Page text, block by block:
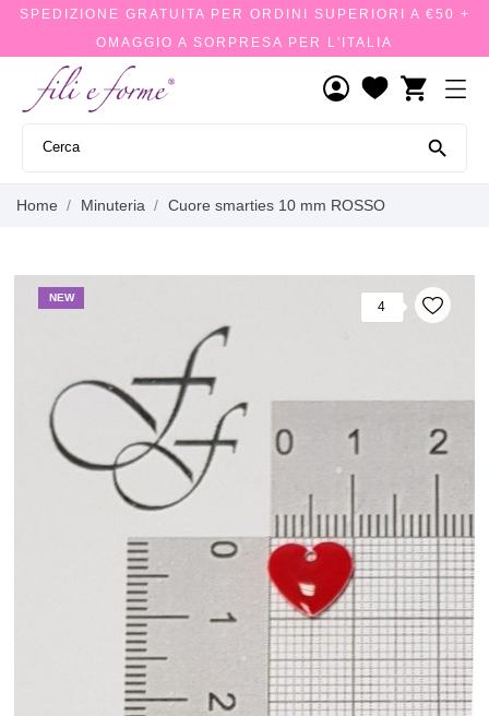
SPEDIZIONE GRATUITA PER ORDINI SUPERIORI A €50 +
OMAGGIO A SORPRESA PER L'ITALIA
shopping_cart

Home Minuteria Cuore smarties 10 mm ROSSO
NEW
4